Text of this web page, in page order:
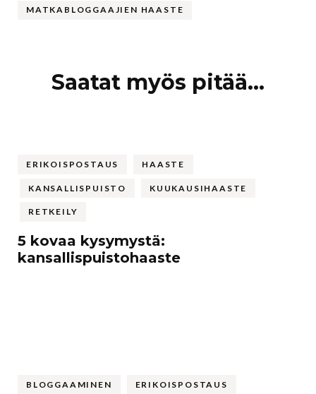
MATKABLOGGAAJIEN HAASTE
Artikkelien
Saatat myös pitää...
ERIKOISPOSTAUS HAASTE
KANSALLISPUISTO KUUKAUSIHAASTE
RETKEILY
5 kovaa kysymystä:
kansallispuistohaaste
BLOGGAAMINEN ERIKOISPOSTAUS